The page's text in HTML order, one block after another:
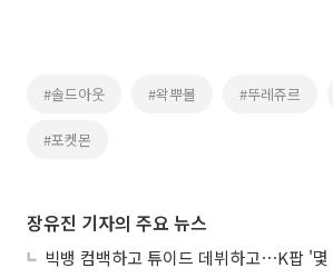
#솔드아웃 #왁뿌볼 #뚜레쥬르
#포켓몬
장유진 기자의 주요 뉴스
빅뱅 컴백하고 튜이드 데뷔하고⋯K팝 '몇